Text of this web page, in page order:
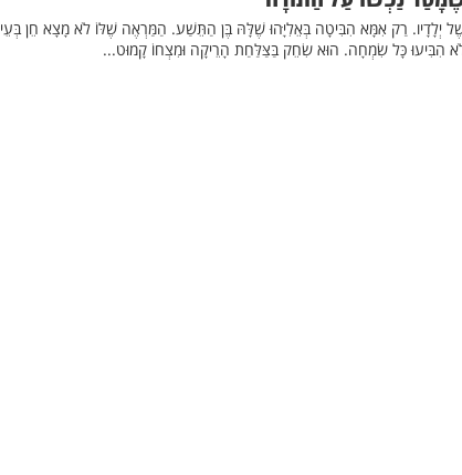
רַק אִמָּא הִבִּיטָה בְּאֵלִיָּהוּ שֶׁלָּהּ בֶּן הַתֵּשַׁע. הַמַּרְאֶה שֶׁלּוֹ לֹא מָצָא חֵן
לֹא הִבִּיעוּ כָּל שִׂמְחָה. הוּא שִׂחֵק בַּצַּלַּחַת הָרֵיקָה וּמִצְחוֹ קָמוּט...